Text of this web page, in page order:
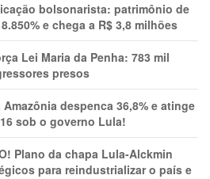
bolsonarista: patrimônio de
e chega a R$ 3,8 milhões
Lei Maria da Penha: 783 mil
presos
despenca 36,8% e atinge
sob o governo Lula!
Plano da chapa Lula-Alckmin
para reindustrializar o país e